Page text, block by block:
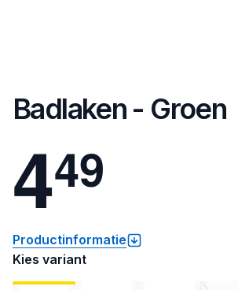
Badlaken - Groen
449
Productinformatie
Kies variant